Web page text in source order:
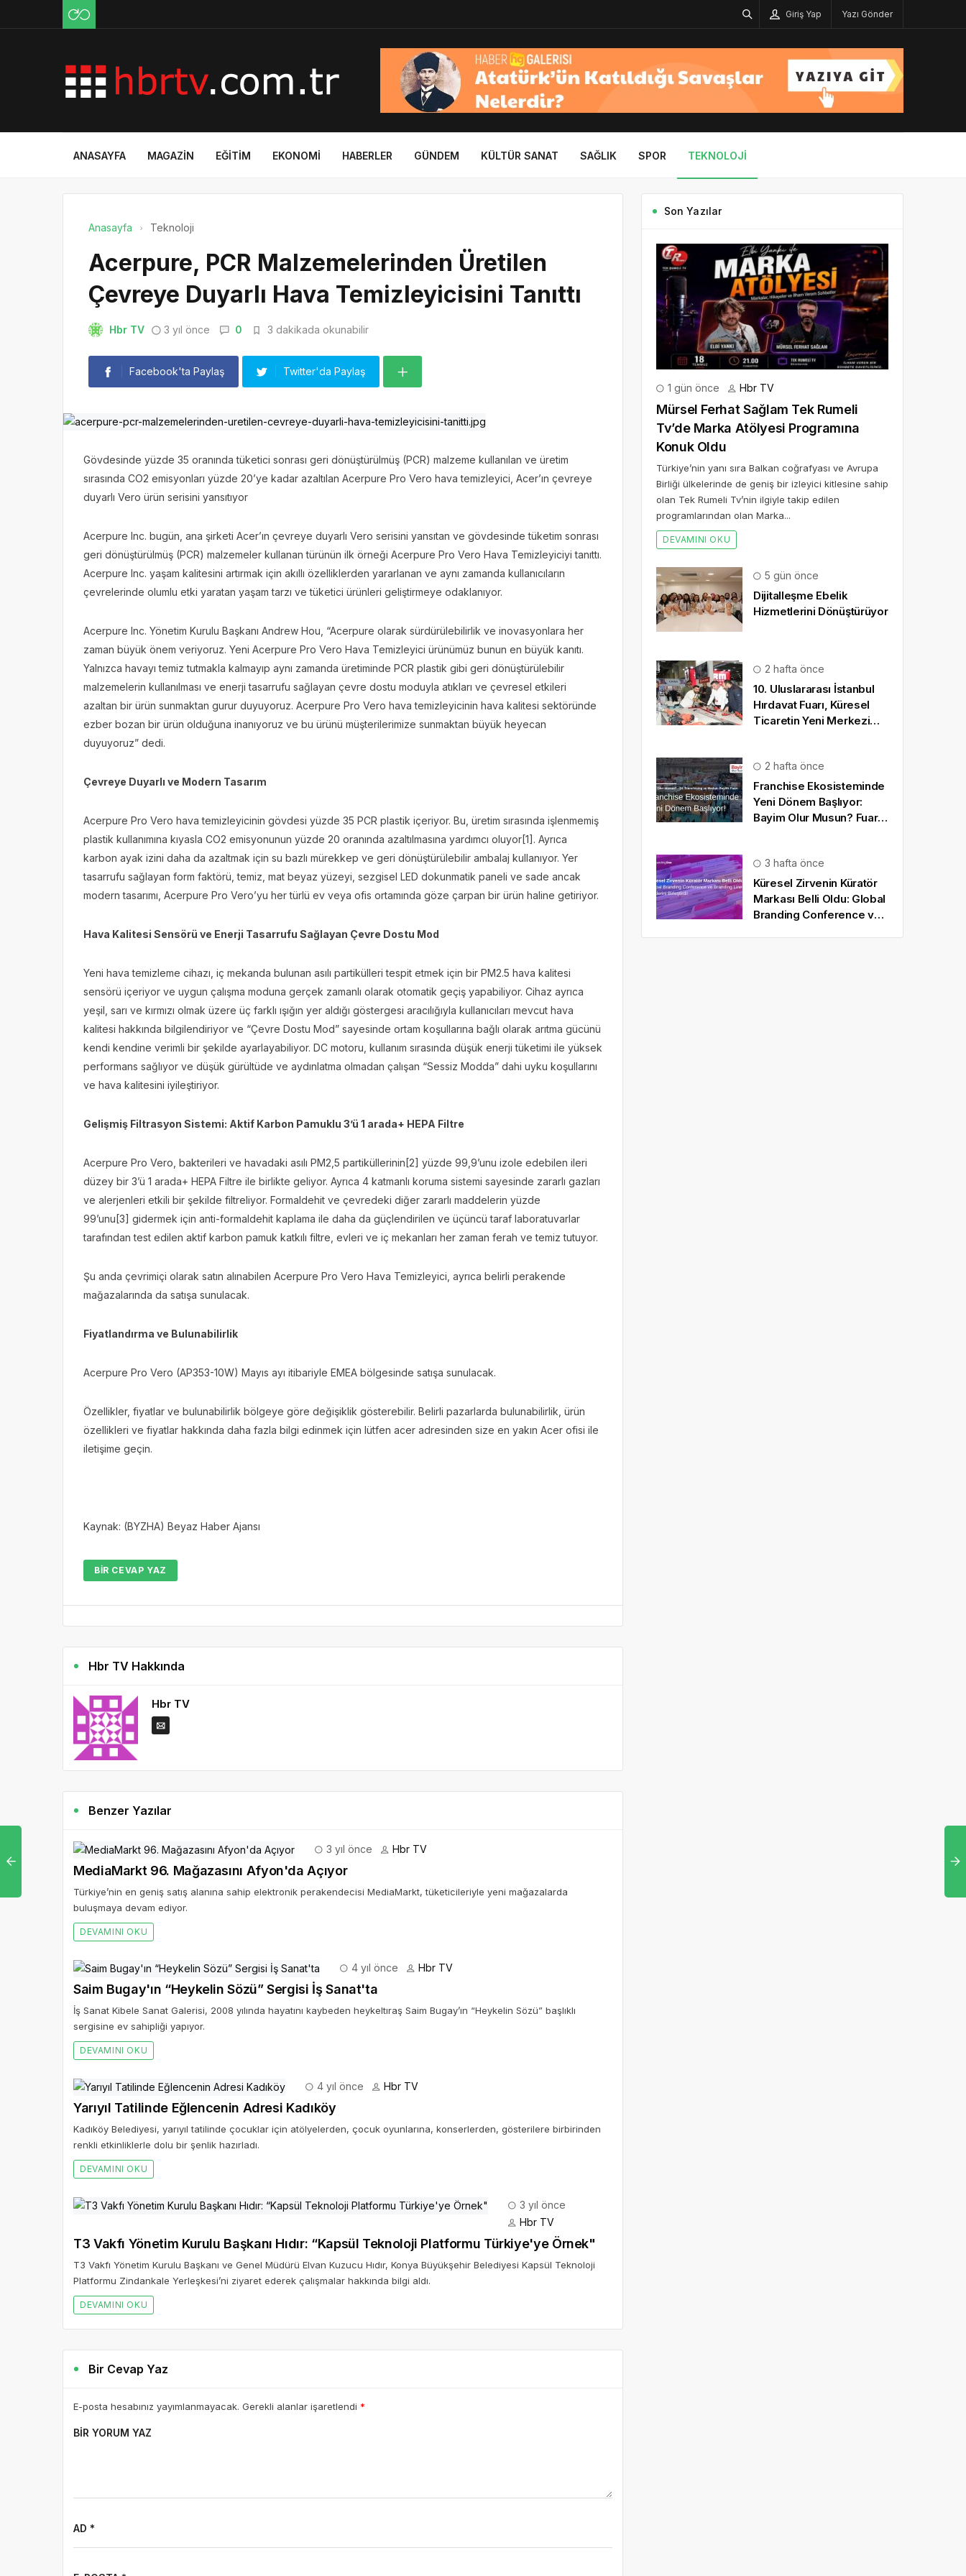
Giriş Yap Yazı Gönder
ANASAYFA MAGAZIN EĞITIM EKONOMI HABERLER GÜNDEM KÜLTÜR SANAT SAĞLIK SPOR TEKNOLOJI
Anasayfa Teknoloji
Acerpure, PCR Malzemelerinden Üretilen
Çevreye Duyarlı Hava Temizleyicisini Tanıttı
Hbr TV 3 yıl önce 0 3 dakikada okunabilir
Facebook'ta Paylaş Twitter'da Paylaş
Gövdesinde yüzde 35 oranında tüketici sonrası geri dönüştürülmüş (PCR) malzeme kullanılan ve üretim
sırasında CO2 emisyonları yüzde 20’ye kadar azaltılan Acerpure Pro Vero hava temizleyici, Acer’ın çevreye
duyarlı Vero ürün serisini yansıtıyor
Acerpure Inc. bugün, ana şirketi Acer’ın çevreye duyarlı Vero serisini yansıtan ve gövdesinde tüketim sonrası
geri dönüştürülmüş (PCR) malzemeler kullanan türünün ilk örneği Acerpure Pro Vero Hava Temizleyiciyi tanıttı.
Acerpure Inc. yaşam kalitesini artırmak için akıllı özelliklerden yararlanan ve aynı zamanda kullanıcıların
çevrelerinde olumlu etki yaratan yaşam tarzı ve tüketici ürünleri geliştirmeye odaklanıyor.
Acerpure Inc. Yönetim Kurulu Başkanı Andrew Hou, “Acerpure olarak sürdürülebilirlik ve inovasyonlara her
zaman büyük önem veriyoruz. Yeni Acerpure Pro Vero Hava Temizleyici ürünümüz bunun en büyük kanıtı.
Yalnızca havayı temiz tutmakla kalmayıp aynı zamanda üretiminde PCR plastik gibi geri dönüştürülebilir
malzemelerin kullanılması ve enerji tasarrufu sağlayan çevre dostu moduyla atıkları ve çevresel etkileri
azaltan bir ürün sunmaktan gurur duyuyoruz. Acerpure Pro Vero hava temizleyicinin hava kalitesi sektöründe
ezber bozan bir ürün olduğuna inanıyoruz ve bu ürünü müşterilerimize sunmaktan büyük heyecan
duyuyoruz” dedi.
Çevreye Duyarlı ve Modern Tasarım
Acerpure Pro Vero hava temizleyicinin gövdesi yüzde 35 PCR plastik içeriyor. Bu, üretim sırasında işlenmemiş
plastik kullanımına kıyasla CO2 emisyonunun yüzde 20 oranında azaltılmasına yardımcı oluyor[1] . Ayrıca
karbon ayak izini daha da azaltmak için su bazlı mürekkep ve geri dönüştürülebilir ambalaj kullanıyor. Yer
tasarrufu sağlayan form faktörü, temiz, mat beyaz yüzeyi, sezgisel LED dokunmatik paneli ve sade ancak
modern tasarımı, Acerpure Pro Vero’yu her türlü ev veya ofis ortamında göze çarpan bir ürün haline getiriyor.
Hava Kalitesi Sensörü ve Enerji Tasarrufu Sağlayan Çevre Dostu Mod
Yeni hava temizleme cihazı, iç mekanda bulunan asılı partikülleri tespit etmek için bir PM2.5 hava kalitesi
sensörü içeriyor ve uygun çalışma moduna gerçek zamanlı olarak otomatik geçiş yapabiliyor. Cihaz ayrıca
yeşil, sarı ve kırmızı olmak üzere üç farklı ışığın yer aldığı göstergesi aracılığıyla kullanıcıları mevcut hava
kalitesi hakkında bilgilendiriyor ve “Çevre Dostu Mod” sayesinde ortam koşullarına bağlı olarak arıtma gücünü
kendi kendine verimli bir şekilde ayarlayabiliyor. DC motoru, kullanım sırasında düşük enerji tüketimi ile yüksek
performans sağlıyor ve düşük gürültüde ve aydınlatma olmadan çalışan “Sessiz Modda” dahi uyku koşullarını
ve hava kalitesini iyileştiriyor.
Gelişmiş Filtrasyon Sistemi: Aktif Karbon Pamuklu 3’ü 1 arada+ HEPA Filtre
Acerpure Pro Vero, bakterileri ve havadaki asılı PM2,5 partiküllerinin [2] yüzde 99,9’unu izole edebilen ileri
düzey bir 3’ü 1 arada+ HEPA Filtre ile birlikte geliyor. Ayrıca 4 katmanlı koruma sistemi sayesinde zararlı gazları
ve alerjenleri etkili bir şekilde filtreliyor. Formaldehit ve çevredeki diğer zararlı maddelerin yüzde
99’unu [3] gidermek için anti-formaldehit kaplama ile daha da güçlendirilen ve üçüncü taraf laboratuvarlar
tarafından test edilen aktif karbon pamuk katkılı filtre, evleri ve iç mekanları her zaman ferah ve temiz tutuyor.
Şu anda çevrimiçi olarak satın alınabilen Acerpure Pro Vero Hava Temizleyici, ayrıca belirli perakende
mağazalarında da satışa sunulacak.
Fiyatlandırma ve Bulunabilirlik
Acerpure Pro Vero (AP353-10W) Mayıs ayı itibariyle EMEA bölgesinde satışa sunulacak.
Özellikler, fiyatlar ve bulunabilirlik bölgeye göre değişiklik gösterebilir. Belirli pazarlarda bulunabilirlik, ürün
özellikleri ve fiyatlar hakkında daha fazla bilgi edinmek için lütfen acer adresinden size en yakın Acer ofisi ile
iletişime geçin.
Kaynak: (BYZHA) Beyaz Haber Ajansı
BIR CEVAP YAZ
Hbr TV Hakkında
Hbr TV
Benzer Yazılar
3 yıl önce Hbr TV
MediaMarkt 96. Mağazasını Afyon'da Açıyor
Türkiye’nin en geniş satış alanına sahip elektronik perakendecisi MediaMarkt, tüketicileriyle yeni mağazalarda
buluşmaya devam ediyor.
DEVAMINI OKU
4 yıl önce Hbr TV
Saim Bugay'ın “Heykelin Sözü” Sergisi İş Sanat'ta
İş Sanat Kibele Sanat Galerisi, 2008 yılında hayatını kaybeden heykeltıraş Saim Bugay’ın “Heykelin Sözü” başlıklı
sergisine ev sahipliği yapıyor.
DEVAMINI OKU
4 yıl önce Hbr TV
Yarıyıl Tatilinde Eğlencenin Adresi Kadıköy
Kadıköy Belediyesi, yarıyıl tatilinde çocuklar için atölyelerden, çocuk oyunlarına, konserlerden, gösterilere birbirinden
renkli etkinliklerle dolu bir şenlik hazırladı.
DEVAMINI OKU
3 yıl önce
Hbr TV
T3 Vakfı Yönetim Kurulu Başkanı Hıdır: “Kapsül Teknoloji Platformu Türkiye'ye Örnek"
T3 Vakfı Yönetim Kurulu Başkanı ve Genel Müdürü Elvan Kuzucu Hıdır, Konya Büyükşehir Belediyesi Kapsül Teknoloji
Platformu Zindankale Yerleşkesi’ni ziyaret ederek çalışmalar hakkında bilgi aldı.
DEVAMINI OKU
Bir Cevap Yaz
E-posta hesabınız yayımlanmayacak. Gerekli alanlar işaretlendi *
BIR YORUM YAZ
AD *
Son Yazılar
1 gün önce Hbr TV
Mürsel Ferhat Sağlam Tek Rumeli
Tv’de Marka Atölyesi Programına
Konuk Oldu
Türkiye’nin yanı sıra Balkan coğrafyası ve Avrupa
Birliği ülkelerinde de geniş bir izleyici kitlesine sahip
olan Tek Rumeli Tv’nin ilgiyle takip edilen
programlarından olan Marka...
DEVAMINI OKU
5 gün önce
Dijitalleşme Ebelik
Hizmetlerini Dönüştürüyor
2 hafta önce
10. Uluslararası İstanbul
Hırdavat Fuarı, Küresel
Ticaretin Yeni Merkezi
2 hafta önce
Franchise Ekosisteminde
Yeni Dönem Başlıyor:
Bayim Olur Musun? Fuarı
3 hafta önce
Küresel Zirvenin Küratör
Markası Belli Oldu: Global
Branding Conference ve